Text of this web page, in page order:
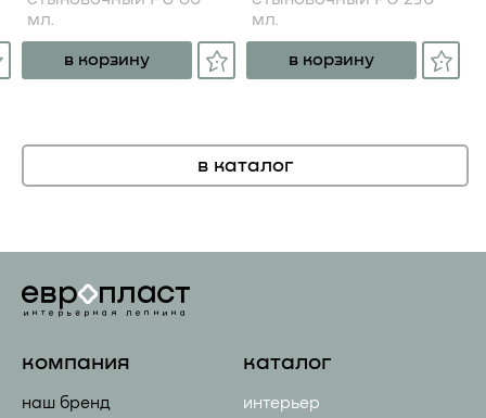
мл.
в корзину
мл.
в корзину
в каталог
компания
наш бренд
каталог
интерьер